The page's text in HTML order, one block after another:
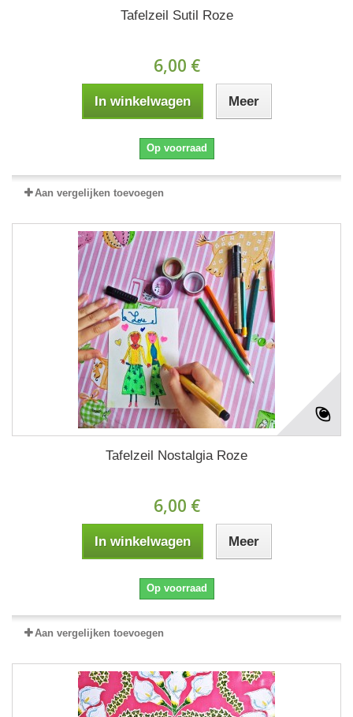
Tafelzeil Sutil Roze
6,00 €
In winkelwagen Meer
Op voorraad
Aan vergelijken toevoegen
Tafelzeil Nostalgia Roze
6,00 €
In winkelwagen Meer
Op voorraad
Aan vergelijken toevoegen